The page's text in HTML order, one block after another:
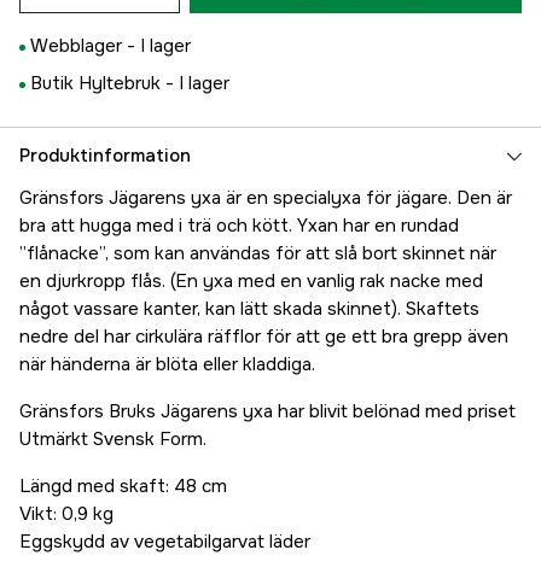
Webblager - I lager
Butik Hyltebruk - I lager
Produktinformation
Gränsfors Jägarens yxa är en specialyxa för jägare. Den är
bra att hugga med i trä och kött. Yxan har en rundad
”flånacke”, som kan användas för att slå bort skinnet när
en djurkropp flås. (En yxa med en vanlig rak nacke med
något vassare kanter, kan lätt skada skinnet). Skaftets
nedre del har cirkulära räfflor för att ge ett bra grepp även
när händerna är blöta eller kladdiga.
Gränsfors Bruks Jägarens yxa har blivit belönad med priset
Utmärkt Svensk Form.
Längd med skaft: 48 cm
Vikt: 0,9 kg
Eggskydd av vegetabilgarvat läder